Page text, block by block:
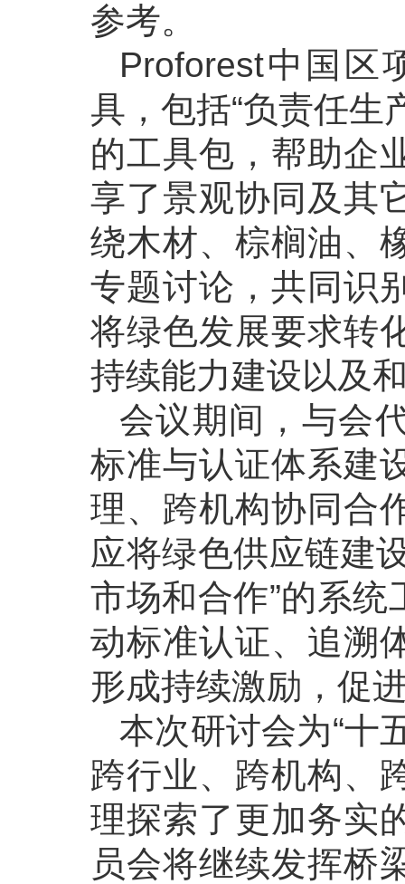
参考。
Proforest中国区
具，包括“负责任生
的工具包，帮助企
享了景观协同及其
绕木材、棕榈油、
专题讨论，共同识
将绿色发展要求转
持续能力建设以及
会议期间，与会
标准与认证体系建
理、跨机构协同合
应将绿色供应链建
市场和合作”的系
动标准认证、追溯
形成持续激励，促
本次研讨会为“十
跨行业、跨机构、
理探索了更加务实
员会将继续发挥桥